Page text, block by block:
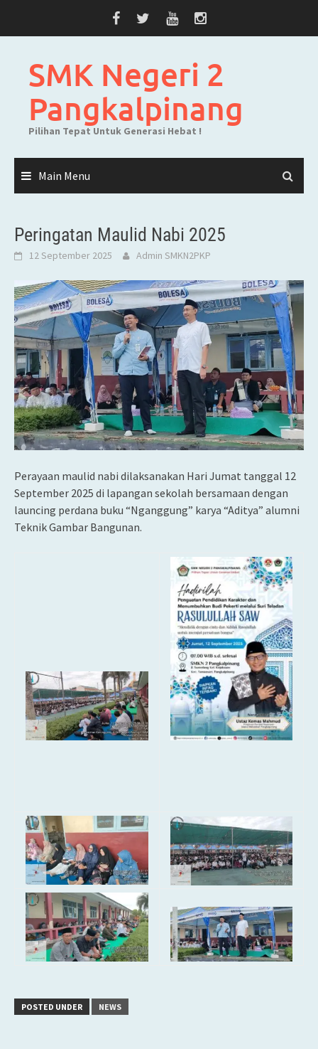
SMK Negeri 2
Pangkalpinang
Pilihan Tepat Untuk Generasi Hebat !
Main Menu
Peringatan Maulid Nabi 2025
12 September 2025 Admin SMKN2PKP
Perayaan maulid nabi dilaksanakan Hari Jumat tanggal 12
September 2025 di lapangan sekolah bersamaan dengan
launcing perdana buku “Nganggung” karya “Aditya” alumni
Teknik Gambar Bangunan.
POSTED UNDER NEWS